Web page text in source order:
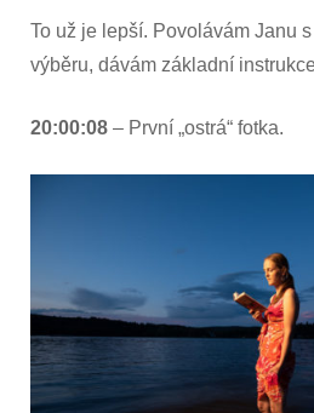
To už je lepší. Povolávám Janu
výběru, dávám základní
20:00:08 – První „ostrá“ fotka.